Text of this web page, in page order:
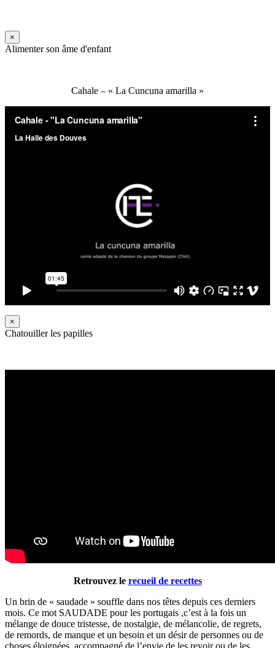
×
Alimenter son âme d'enfant
Cahale – « La Cuncuna amarilla »
×
Chatouiller les papilles
Retrouvez le recueil de recettes
Un brin de « saudade » souffle dans nos têtes depuis ces derniers
mois. Ce mot SAUDADE pour les portugais ,c’est à la fois un
mélange de douce tristesse, de nostalgie, de mélancolie, de regrets,
de remords, de manque et un besoin et un désir de personnes ou de
choses éloignées, accompagné de l’envie de les revoir ou de les